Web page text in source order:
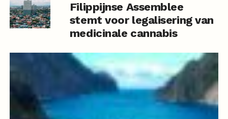
Filippijnse Assemblee
stemt voor legalisering van
medicinale cannabis